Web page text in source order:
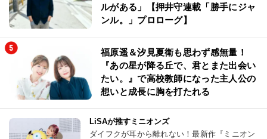
ルがある」【押井守連載「勝手にジャ
ンル。」プロローグ】
福原遥＆汐見夏衛も思わず感無量！
『あの星が降る丘で、君とまた出会い
たい。』で高校教師になった主人公の
想いと成長に胸を打たれる
LiSAが推すミニオンズ
ダイフクが耳から離れない！最新作『ミニオン